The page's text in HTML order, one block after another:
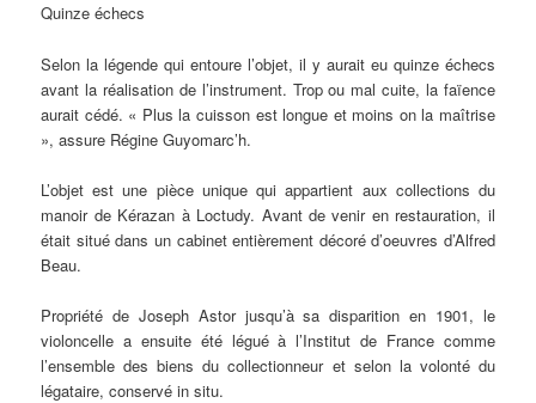
Quinze échecs
Selon la légende qui entoure l’objet, il y aurait eu quinze échecs
avant la réalisation de l’instrument. Trop ou mal cuite, la faïence
aurait cédé. « Plus la cuisson est longue et moins on la maîtrise
», assure Régine Guyomarc’h.
L’objet est une pièce unique qui appartient aux collections du
manoir de Kérazan à Loctudy. Avant de venir en restauration, il
était situé dans un cabinet entièrement décoré d’oeuvres d’Alfred
Beau.
Propriété de Joseph Astor jusqu’à sa disparition en 1901, le
violoncelle a ensuite été légué à l’Institut de France comme
l’ensemble des biens du collectionneur et selon la volonté du
légataire, conservé in situ.